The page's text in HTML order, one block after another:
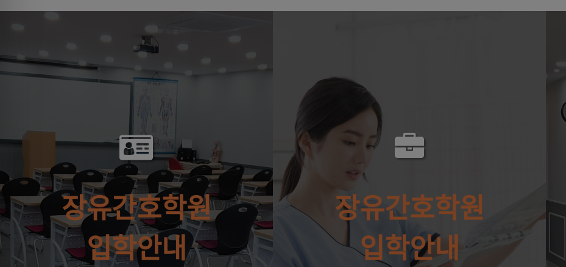
장유간호학원
입학안내
장유간호학원
입학안내